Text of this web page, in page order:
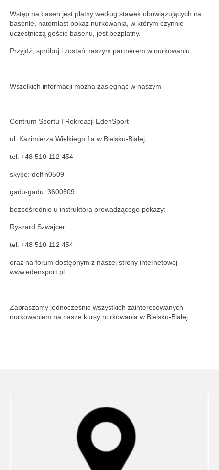
Wstęp na basen jest płatny według stawek obowiązujących na
basenie, natomiast pokaz nurkowania, w którym czynnie
uczestniczą goście basenu, jest bezpłatny.
Przyjdź, spróbuj i zostań naszym partnerem w nurkowaniu.
Wszelkich informacji można zasięgnąć w naszym
Centrum Sportu I Rekreacji EdenSport
ul. Kazimierza Wielkiego 1a w Bielsku-Białej,
tel. +48 510 112 454
skype: delfin0509
gadu-gadu: 3600509
bezpośrednio u instruktora prowadzącego pokazy:
Ryszard Szwajcer
tel. +48 510 112 454
oraz na forum dostępnym z naszej strony internetowej
www.edensport.pl
Zapraszamy jednocześnie wszystkich zainteresowanych
nurkowaniem na nasze kursy nurkowania w Bielsku-Białej.